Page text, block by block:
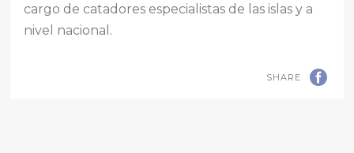
cargo de catadores especialistas de las islas y a
nivel nacional.
SHARE